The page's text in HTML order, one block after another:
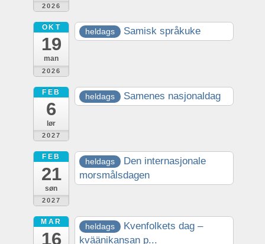
2026
OKT
19
man
2026
heldags Samisk språkuke
FEB
6
lør
2027
heldags Samenes nasjonaldag
FEB
21
søn
2027
heldags
Den internasjonale
morsmålsdagen
MAR
16
heldags
Kvenfolkets dag –
kväänikansan p...